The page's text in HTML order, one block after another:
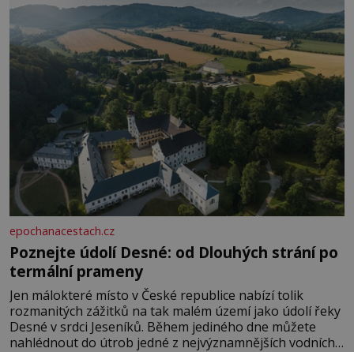
epochanacestach.cz
Poznejte údolí Desné: od Dlouhých strání po
termální prameny
Jen málokteré místo v České republice nabízí tolik
rozmanitých zážitků na tak malém území jako údolí řeky
Desné v srdci Jeseníků. Během jediného dne můžete
nahlédnout do útrob jedné z nejvýznamnějších vodních